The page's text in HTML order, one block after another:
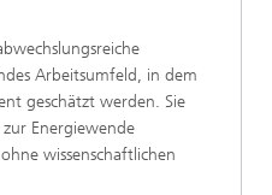
Arbeitsumfeld, in dem
geschätzt werden. Sie
Energiewende
wissenschaftlichen